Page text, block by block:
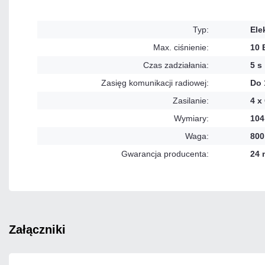
Typ:
Max. ciśnienie:
10
Czas zadziałania:
5 s
Zasięg komunikacji radiowej:
Do
Zasilanie:
4 x
Wymiary:
Waga:
Gwarancja producenta:
24
załączniki